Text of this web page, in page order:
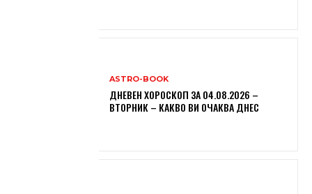
ASTRO-BOOK
ДНЕВЕН ХОРОСКОП ЗА 04.08.2026 –
ВТОРНИК – КАКВО ВИ ОЧАКВА ДНЕС